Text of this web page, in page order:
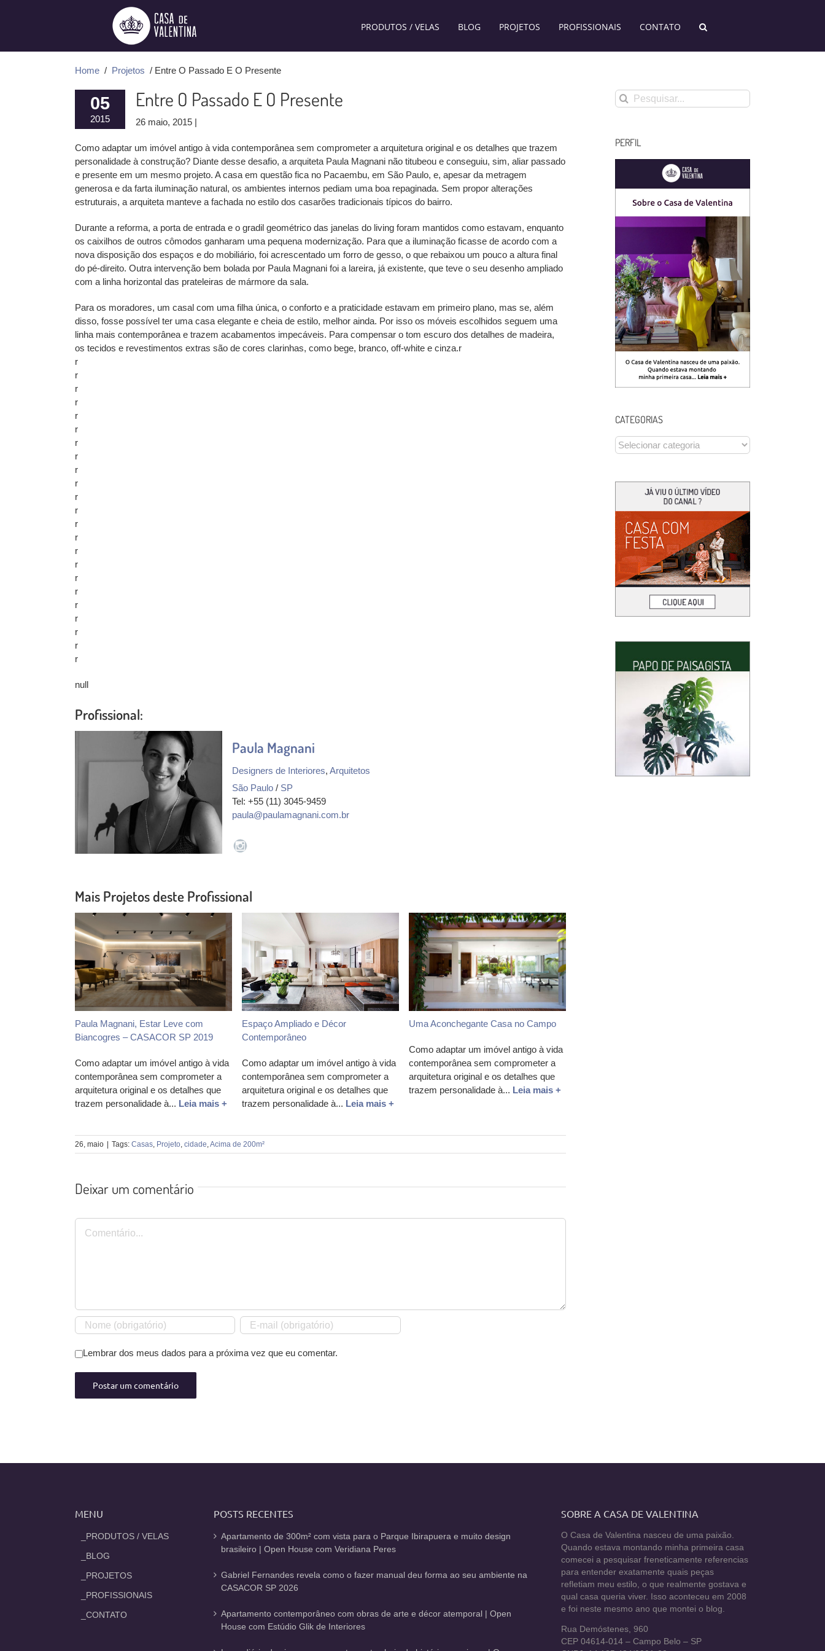
PRODUTOS / VELAS BLOG PROJETOS PROFISSIONAIS CONTATO
Home / Projetos / Entre O Passado E O Presente
05
2015
Entre O Passado E O Presente
26 maio, 2015 |
Como adaptar um imóvel antigo à vida contemporânea sem comprometer a arquitetura original e os detalhes que trazem
personalidade à construção? Diante desse desafio, a arquiteta Paula Magnani não titubeou e conseguiu, sim, aliar passado
e presente em um mesmo projeto. A casa em questão fica no Pacaembu, em São Paulo, e, apesar da metragem
generosa e da farta iluminação natural, os ambientes internos pediam uma boa repaginada. Sem propor alterações
estruturais, a arquiteta manteve a fachada no estilo dos casarões tradicionais típicos do bairro.
Durante a reforma, a porta de entrada e o gradil geométrico das janelas do living foram mantidos como estavam, enquanto
os caixilhos de outros cômodos ganharam uma pequena modernização. Para que a iluminação ficasse de acordo com a
nova disposição dos espaços e do mobiliário, foi acrescentado um forro de gesso, o que rebaixou um pouco a altura final
do pé-direito. Outra intervenção bem bolada por Paula Magnani foi a lareira, já existente, que teve o seu desenho ampliado
com a linha horizontal das prateleiras de mármore da sala.
Para os moradores, um casal com uma filha única, o conforto e a praticidade estavam em primeiro plano, mas se, além
disso, fosse possível ter uma casa elegante e cheia de estilo, melhor ainda. Por isso os móveis escolhidos seguem uma
linha mais contemporânea e trazem acabamentos impecáveis. Para compensar o tom escuro dos detalhes de madeira,
os tecidos e revestimentos extras são de cores clarinhas, como bege, branco, off-white e cinza.r
r
r
r
r
r
r
r
r
r
r
r
r
r
r
r
r
r
r
r
r
r
r
r
null
Profissional:
Paula Magnani
Designers de Interiores, Arquitetos
São Paulo / SP
Tel: +55 (11) 3045-9459
paula@paulamagnani.com.br
Mais Projetos deste Profissional
Paula Magnani, Estar Leve com
Biancogres – CASACOR SP 2019
Como adaptar um imóvel antigo à vida
contemporânea sem comprometer a
arquitetura original e os detalhes que
trazem personalidade à... Leia mais +
Espaço Ampliado e Décor
Contemporâneo
Como adaptar um imóvel antigo à vida
contemporânea sem comprometer a
arquitetura original e os detalhes que
trazem personalidade à... Leia mais +
Uma Aconchegante Casa no Campo
Como adaptar um imóvel antigo à vida
contemporânea sem comprometer a
arquitetura original e os detalhes que
trazem personalidade à... Leia mais +
26, maio Tags: Casas, Projeto, cidade,Acima de 200m²
Deixar um comentário
Comentário
Lembrar dos meus dados para a próxima vez que eu comentar.
Buscar
resultados
PERFIL
CATEGORIAS
CATEGORIAS
MENU
_PRODUTOS / VELAS
_BLOG
_PROJETOS
_PROFISSIONAIS
_CONTATO
POSTS RECENTES
Apartamento de 300m² com vista para o Parque Ibirapuera e muito design
brasileiro | Open House com Veridiana Peres
Gabriel Fernandes revela como o fazer manual deu forma ao seu ambiente na
CASACOR SP 2026
Apartamento contemporâneo com obras de arte e décor atemporal | Open
House com Estúdio Glik de Interiores
SOBRE A CASA DE VALENTINA
O Casa de Valentina nasceu de uma paixão.
Quando estava montando minha primeira casa
comecei a pesquisar freneticamente referencias
para entender exatamente quais peças
refletiam meu estilo, o que realmente gostava e
qual casa queria viver. Isso aconteceu em 2008
e foi neste mesmo ano que montei o blog.
Rua Demóstenes, 960
CEP 04614-014 – Campo Belo – SP